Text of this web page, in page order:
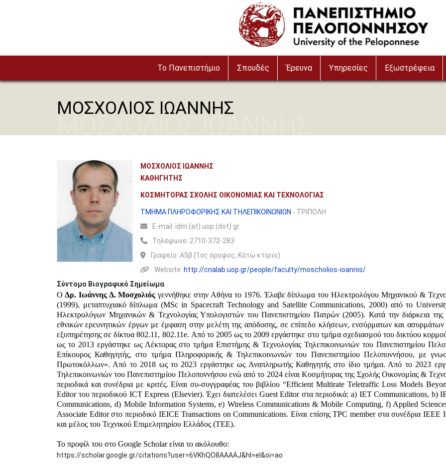
To Πανεπιστήμιο Σπουδές Έρευνα Υπηρεσίες Εξωστρέφεια
ΜΟΣΧΟΛΙΟΣ ΙΩΑΝΝΗΣ
ΜΟΣΧΟΛΙΟΣ ΙΩΑΝΝΗΣ
ΚΑΘΗΓΗΤΗΣ
ΚΟΣΜΗΤΟΡΑΣ ΣΧΟΛΗΣ ΟΙΚΟΝΟΜΙΑΣ ΚΑΙ ΤΕΧΝΟΛΟΓΙΑΣ
ΤΜΗΜΑ ΠΛΗΡΟΦΟΡΙΚΗΣ ΚΑΙ ΤΗΛΕΠΙΚΟΙΝΩΝΙΩΝ - ΤΡΙΠΟΛΗ
Ε-mail:idm (at) uop (dot) gr
Τηλέφωνο: 2710-372-283
Γραφείο:A5β (1ος όροφος, Κάτω κτίριο)
Website: http://cnalab.uop.gr/people/faculty/moscholios-ioannis/
Σύντομο Βιογραφικό Σημείωμα
Ο Δρ. Ιωάννης Δ. Μοσχολιός γεννήθηκε στην Αθήνα το 1976. Έλαβε δίπλωμα του Ηλεκτρολόγου Μηχανικού &
(1999), μεταπτυχιακό δίπλωμα (MSc in Spacecraft Technology and Satellite Communications, 2000) από το
Ηλεκτρολόγων Μηχανικών & Τεχνολογίας Υπολογιστών του Πανεπιστημίου Πατρών (2005). Κατά την διάρκεια της
εθνικών ερευνητικών έργων με έμφαση στην μελέτη της απόδοσης, σε επίπεδο κλήσεων, ενσύρματων και ασυρμάτων
εξυπηρέτησης σε δίκτυα 802.11, 802.11e. Από το 2005 ως το 2009 εργάστηκε στο τμήμα σχεδιασμού του δικτύου
ως το 2013 εργάστηκε ως Λέκτορας στο τμήμα Επιστήμης & Τεχνολογίας Τηλεπικοινωνιών του Πανεπιστημίου
Επίκουρος Καθηγητής, στο τμήμα Πληροφορικής & Τηλεπικοινωνιών του Πανεπιστημίου Πελοποννήσου, με
Πρωτοκόλλων». Από το 2018 ως το 2023 εργάστηκε ως Αναπληρωτής Καθηγητής στο ίδιο τμήμα. Από το 2023
Τηλεπικοινωνιών του Πανεπιστημίου Πελοποννήσου ενώ από το 2024 είναι Κοσμήτορας της Σχολής Οικονομίας &
περιοδικά και συνέδρια με κριτές. Είναι συ-συγγραφέας του βιβλίου “Efficient Multirate Teletraffic Loss Models
Editor του περιοδικού ICT Express (Elsevier). Έχει διατελέσει Guest Editor στα περιοδικά: a) ΙΕΤ Communications,
Communications, d) Mobile Information Systems, e) Wireless Communications & Mobile Computing, f) Applied
Associate Editor στο περιοδικό IEICE Transactions on Communications. Είναι επίσης TPC member στα συνέδρια
και μέλος του Τεχνικού Επιμελητηρίου Ελλάδος (ΤΕΕ).
Το προφίλ του στο Google Scholar είναι το ακόλουθο:
https://scholar.google.gr/citations?user=6VKhQO8AAAAJ&hl=el&oi=ao